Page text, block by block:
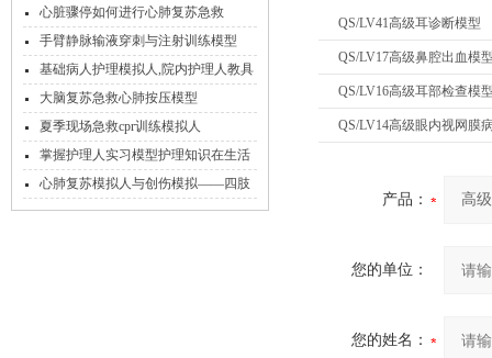
QS/LV41高级耳诊断模型
QS/LV17高级鼻腔出血模
QS/LV16高级耳部检查模
QS/LV14高级眼内视网膜
产品：
您的单位：
您的姓名：
血压测量）
心脏骤停如何进行心肺复苏急救
手臂静脉输液穿刺与注射训练模型
基础病人护理模拟人,院内护理人教具
大脑复苏急救心肺按压模型
夏季现场急救cpr训练模拟人
掌握护理人实习模型护理知识在生活
中的重要性
心肺复苏模拟人与创伤模拟——四肢
骨折急救教具